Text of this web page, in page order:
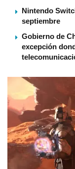
Nintendo
septiembre
Gobierno de
excepción